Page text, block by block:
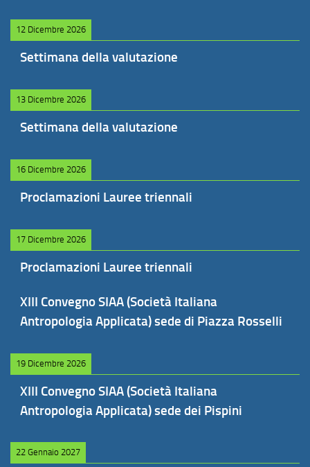
12 Dicembre 2026
Settimana della valutazione
13 Dicembre 2026
Settimana della valutazione
16 Dicembre 2026
Proclamazioni Lauree triennali
17 Dicembre 2026
Proclamazioni Lauree triennali
XIII Convegno SIAA (Società Italiana
Antropologia Applicata) sede di Piazza Rosselli
19 Dicembre 2026
XIII Convegno SIAA (Società Italiana
Antropologia Applicata) sede dei Pispini
22 Gennaio 2027